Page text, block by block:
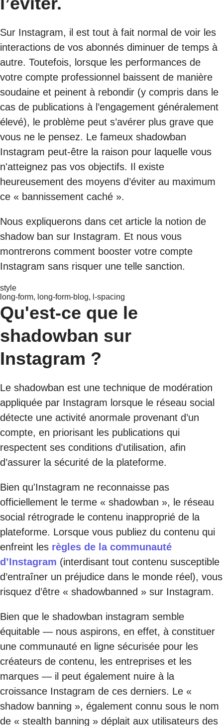
Sur Instagram, il est tout à fait normal de voir les
interactions de vos abonnés diminuer de temps à
autre. Toutefois, lorsque les performances de
votre compte professionnel baissent de manière
soudaine et peinent à rebondir (y compris dans le
cas de publications à l’engagement généralement
élevé), le problème peut s’avérer plus grave que
vous ne le pensez. Le fameux shadowban
Instagram peut-être la raison pour laquelle vous
n'atteignez pas vos objectifs. Il existe
heureusement des moyens d’éviter au maximum
ce « bannissement caché ».
Nous expliquerons dans cet article la notion de
shadow ban sur Instagram. Et nous vous
montrerons comment booster votre compte
Instagram sans risquer une telle sanction.
style
long-form, long-form-blog, l-spacing
Qu'est-ce que le
shadowban sur
Instagram ?
Le shadowban est une technique de modération
appliquée par Instagram lorsque le réseau social
détecte une activité anormale provenant d’un
compte, en priorisant les publications qui
respectent ses conditions d'utilisation, afin
d’assurer la sécurité de la plateforme.
Bien qu'Instagram ne reconnaisse pas
officiellement le terme « shadowban », le réseau
social rétrograde le contenu inapproprié de la
plateforme. Lorsque vous publiez du contenu qui
enfreint les règles de la communauté
d’Instagram (interdisant tout contenu susceptible
d’entraîner un préjudice dans le monde réel), vous
risquez d’être « shadowbanned » sur Instagram.
Bien que le shadowban instagram semble
équitable — nous aspirons, en effet, à constituer
une communauté en ligne sécurisée pour les
créateurs de contenu, les entreprises et les
marques — il peut également nuire à la
croissance Instagram de ces derniers. Le «
shadow banning », également connu sous le nom
de « stealth banning » déplait aux utilisateurs des